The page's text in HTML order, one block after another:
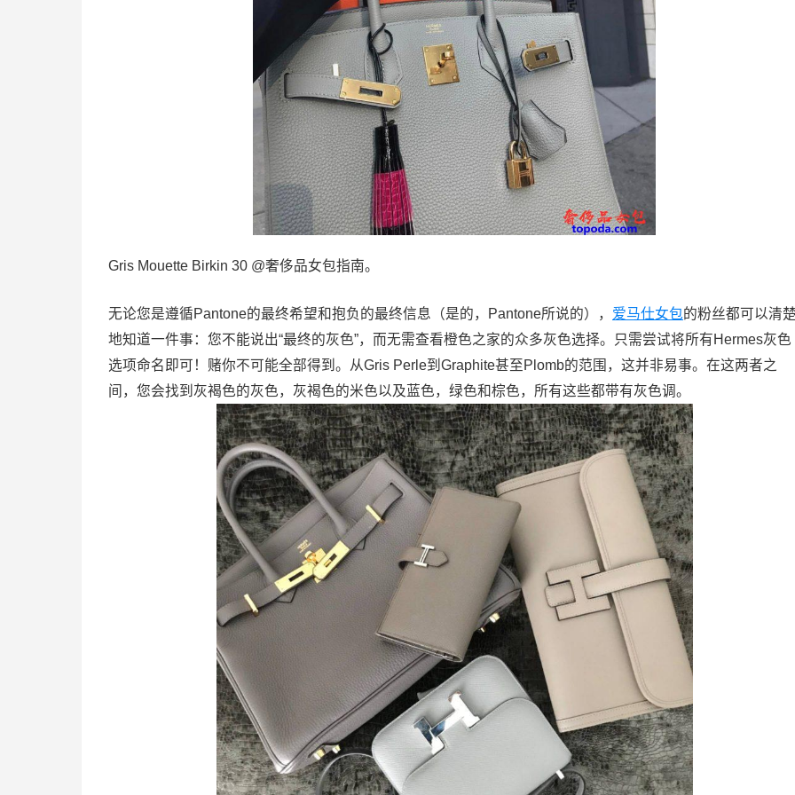
Gris Mouette Birkin 30 @奢侈品女包指南。
无论您是遵循Pantone的最终希望和抱负的最终信息（是的，Pantone所说的）， 爱马仕女包的粉丝都可以清
地知道一件事：您不能说出“最终的灰色”，而无需查看橙色之家的众多灰色选择。只需尝试将所有Hermes灰色
选项命名即可！赌你不可能全部得到。从Gris Perle到Graphite甚至Plomb的范围，这并非易事。在这两者之
间，您会找到灰褐色的灰色，灰褐色的米色以及蓝色，绿色和棕色，所有这些都带有灰色调。